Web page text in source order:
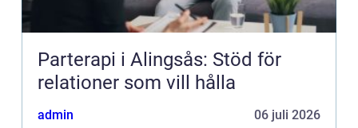
Parterapi i Alingsås: Stöd för
relationer som vill hålla
admin 06 juli 2026